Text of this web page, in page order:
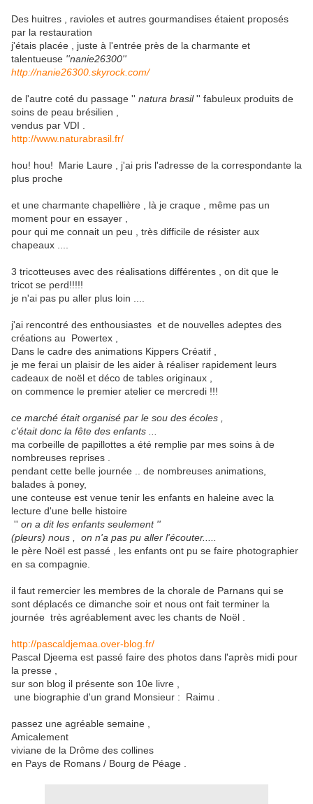
Des huitres , ravioles et autres gourmandises étaient proposés
par la restauration
j'étais placée , juste à l'entrée près de la charmante et
talentueuse ''nanie26300''
http://nanie26300.skyrock.com/
de l'autre coté du passage '' natura brasil'' fabuleux produits de
soins de peau brésilien ,
vendus par VDI .
http://www.naturabrasil.fr/
hou! hou! Marie Laure , j'ai pris l'adresse de la correspondante la
plus proche
et une charmante chapellière , là je craque , même pas un
moment pour en essayer ,
pour qui me connait un peu , très difficile de résister aux
chapeaux ....
3 tricotteuses avec des réalisations différentes , on dit que le
tricot se perd!!!!!
je n'ai pas pu aller plus loin ....
j'ai rencontré des enthousiastes et de nouvelles adeptes des
créations au Powertex ,
Dans le cadre des animations Kippers Créatif ,
je me ferai un plaisir de les aider à réaliser rapidement leurs
cadeaux de noël et déco de tables originaux ,
on commence le premier atelier ce mercredi !!!
ce marché était organisé par le sou des écoles ,
c'était donc la fête des enfants ...
ma corbeille de papillottes a été remplie par mes soins à de
nombreuses reprises .
pendant cette belle journée .. de nombreuses animations,
balades à poney,
une conteuse est venue tenir les enfants en haleine avec la
lecture d'une belle histoire
'' on a dit les enfants seulement ''
(pleurs) nous , on n'a pas pu aller l'écouter.....
le père Noël est passé , les enfants ont pu se faire photographier
en sa compagnie.
il faut remercier les membres de la chorale de Parnans qui se
sont déplacés ce dimanche soir et nous ont fait terminer la
journée très agréablement avec les chants de Noël .
http://pascaldjemaa.over-blog.fr/
Pascal Djeema est passé faire des photos dans l'après midi pour
la presse ,
sur son blog il présente son 10e livre ,
une biographie d'un grand Monsieur : Raimu .
passez une agréable semaine ,
Amicalement
viviane de la Drôme des collines
en Pays de Romans / Bourg de Péage .